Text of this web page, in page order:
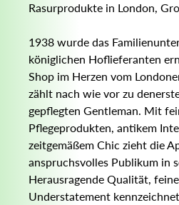
Rasurprodukte in London,
1938 wurde das
königlichen Hoflieferanten
Shop im Herzen vom
zählt nach wie vor zu
gepflegten Gentleman. Mit
Pflegeprodukten, antikem
zeitgemäßem Chic zieht die
anspruchsvolles Publikum in
Herausragende Qualität,
Understatement